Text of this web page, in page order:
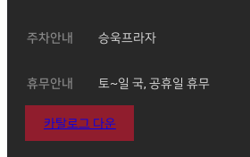
주차안내 승욱프라자
휴무안내 토~일 국, 공휴일 휴무
카탈로그 다운